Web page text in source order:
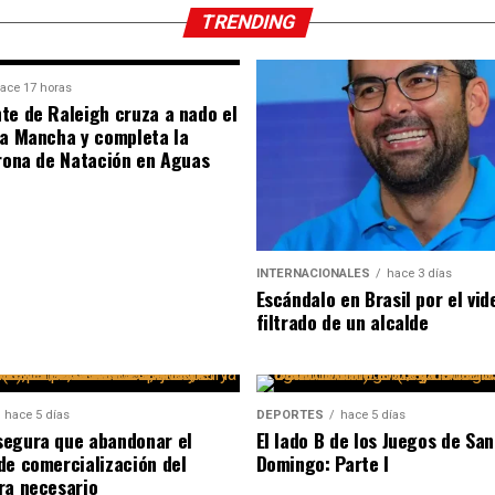
TRENDING
17 horas
de Raleigh cruza a nado el
Mancha y completa la
de Natación en Aguas
INTERNACIONALES hace 3 días
Escándalo en Brasil por el
filtrado de un alcalde
hace 5 días
que abandonar el
comercialización del
necesario
DEPORTES hace 5 días
El lado B de los Juegos de
Domingo: Parte I